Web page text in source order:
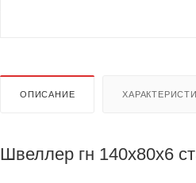
ОПИСАНИЕ
Швеллер гн 140х80х6